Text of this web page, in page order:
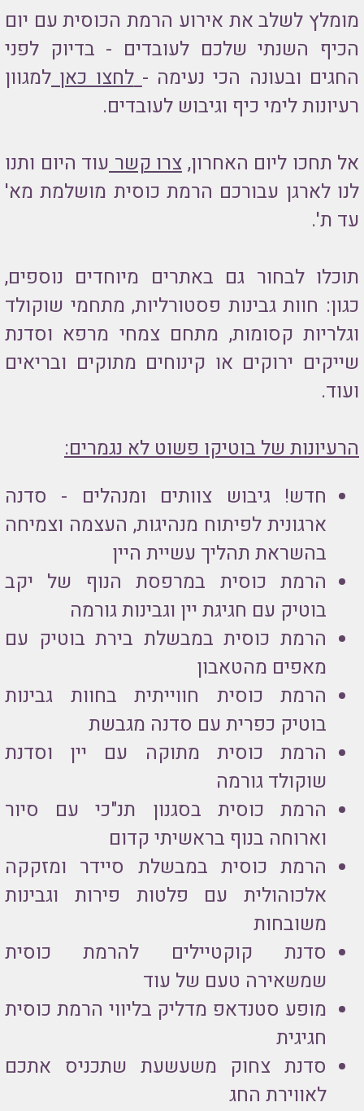
מומלץ לשלב את אירוע הרמת הכוסית עם יום
הכיף השנתי שלכם לעובדים - בדיוק לפני
החגים ובעונה הכי נעימה - לחצו כאןלמגוון
רעיונות לימי כיף וגיבוש לעובדים.
אל תחכו ליום האחרון, צרו קשרעוד היום ותנו
לנו לארגן עבורכם הרמת כוסית מושלמת מא'
עד ת'.
תוכלו לבחור גם באתרים מיוחדים נוספים,
כגון: חוות גבינות פסטורליות, מתחמי שוקולד
וגלריות קסומות, מתחם צמחי מרפא וסדנת
שייקים ירוקים או קינוחים מתוקים ובריאים
ועוד.
הרעיונות של בוטיקו פשוט לא נגמרים:
חדש! גיבוש צוותים ומנהלים - סדנה
ארגונית לפיתוח מנהיגות, העצמה וצמיחה
בהשראת תהליך עשיית היין
הרמת כוסית במרפסת הנוף של יקב
בוטיק עם חגיגת יין וגבינות גורמה
הרמת כוסית במבשלת בירת בוטיק עם
מאפים מהטאבון
הרמת כוסית חווייתית בחוות גבינות
בוטיק כפרית עם סדנה מגבשת
הרמת כוסית מתוקה עם יין וסדנת
שוקולד גורמה
הרמת כוסית בסגנון תנ"כי עם סיור
וארוחה בנוף בראשיתי קדום
הרמת כוסית במבשלת סיידר ומזקקה
אלכוהולית עם פלטות פירות וגבינות
משובחות
סדנת קוקטיילים להרמת כוסית
שמשאירה טעם של עוד
מופע סטנדאפ מדליק בליווי הרמת כוסית
חגיגית
סדנת צחוק משעשעת שתכניס אתכם
לאווירת החג